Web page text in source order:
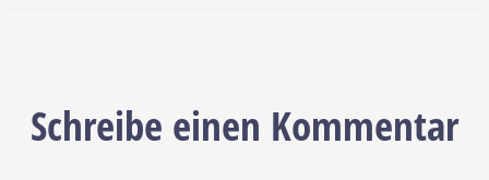
Schreibe einen Kommentar